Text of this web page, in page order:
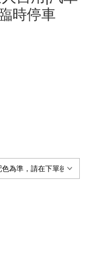
時停車